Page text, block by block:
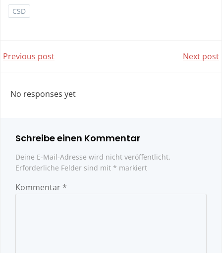
CSD
Post
navigation
Previous post Next post
No responses yet
Schreibe einen Kommentar
Deine E-Mail-Adresse wird nicht veröffentlicht.
Erforderliche Felder sind mit * markiert
Kommentar *